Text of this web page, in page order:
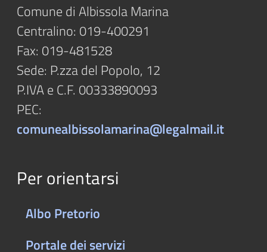
Comune di Albissola Marina
Centralino: 019-400291
Fax: 019-481528
Sede: P.zza del Popolo, 12
P.IVA e C.F. 00333890093
PEC:
comunealbissolamarina@legalmail.it
Per orientarsi
Albo Pretorio
Portale dei servizi